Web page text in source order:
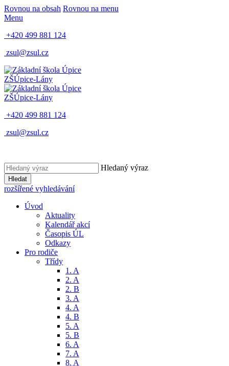
Rovnou na obsah Rovnou na menu
Menu
+420 499 881 124
zsul@zsul.cz
ZŠÚpice-Lány
ZŠÚpice-Lány
+420 499 881 124
zsul@zsul.cz
Hledaný výraz
Hledat
rozšířené vyhledávání
Úvod
Aktuality
Kalendář akcí
Časopis ÚL
Odkazy
Pro rodiče
Třídy
1. A
2. A
2. B
3. A
4. A
4. B
5. A
5. B
6. A
7. A
8. A